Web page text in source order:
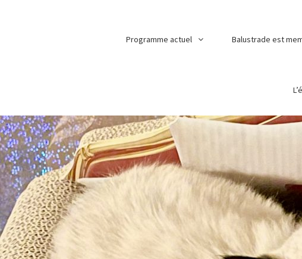
Programme actuel Balustrade est